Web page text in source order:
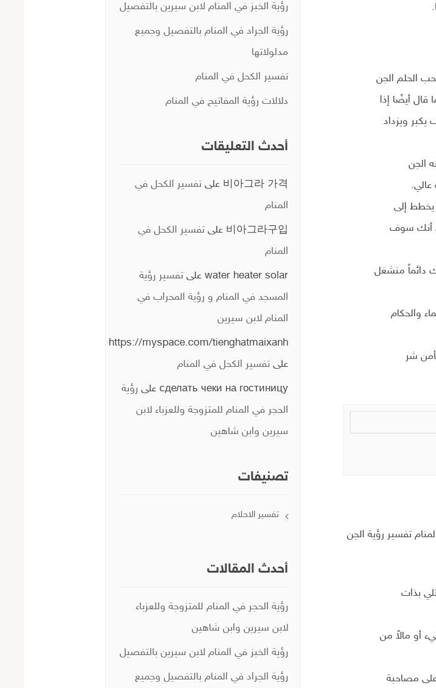
الحلم الجن
قال أيضًا إذا
ويزداد
الجن
يخطط إلى
أنك سوف
دائماً منشغل
والحكام
شر
تفسير رؤية الجن
بذات
أو مالاً من
مصاحبة
رؤية الخبز في المنام لابن سيرين بالتفصيل
رؤية الجراد في المنام بالتفصيل وجميع
مدلولاتها
تفسير الكحل في المنام
دلالات رؤية المفاتيح في المنام
أحدث التعليقات
비아그라 가격 على تفسير الكحل في
المنام
비아그라구입 على تفسير الكحل في
المنام
water heater solarعلى تفسير رؤية
المسجد في المنام و رؤية المحراب في
المنام لابن سيرين
https://myspace.com/tienghatmaixanh
على تفسير الكحل في المنام
сделать чеки на гостиницуعلى رؤية
الحجر في المنام للمتزوجة وللعزباء لابن
سيرين وابن شاهين
تصنيفات
تفسير الاحلام
أحدث المقالات
رؤية الحجر في المنام للمتزوجة وللعزباء
لابن سيرين وابن شاهين
رؤية الخبز في المنام لابن سيرين بالتفصيل
رؤية الجراد في المنام بالتفصيل وجميع